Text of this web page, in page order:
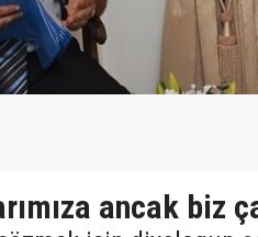
ancak biz